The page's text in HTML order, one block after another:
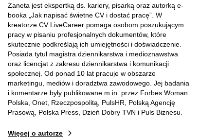
Żaneta jest ekspertką ds. kariery, pisarką oraz autorką e-
booka „Jak napisać świetne CV i dostać pracę”. W
kreatorze CV LiveCareer pomaga osobom poszukującym
pracy w pisaniu profesjonalnych dokumentów, które
skutecznie podkreślają ich umiejętności i doświadczenie.
Posiada tytuł magistra dziennikarstwa i medioznawstwa
oraz licencjat z zakresu dziennikarstwa i komunikacji
społecznej. Od ponad 10 lat pracuje w obszarze
marketingu, mediów i doradztwa zawodowego. Jej badania
i komentarze były publikowane m.in. przez Forbes Woman
Polska, Onet, Rzeczpospolitą, PulsHR, Polską Agencję
Prasową, Polska Press, Dzień Dobry TVN i Puls Biznesu.
Więcej o autorze